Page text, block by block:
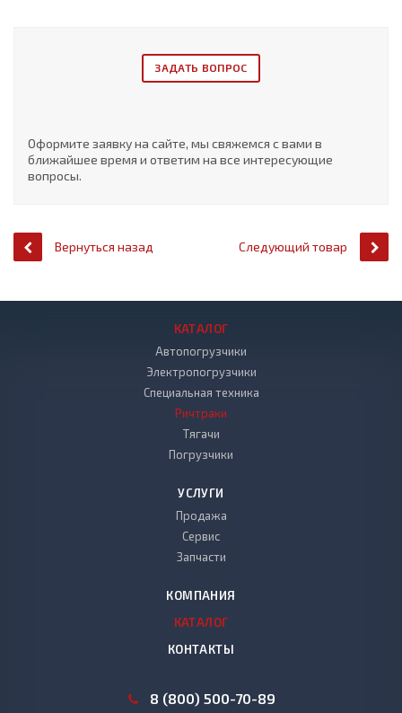
ЗАДАТЬ ВОПРОС
Оформите заявку на сайте, мы свяжемся с вами в
ближайшее время и ответим на все интересующие
вопросы.
Вернуться назад Следующий товар
КАТАЛОГ
Автопогрузчики
Электропогрузчики
Специальная техника
Ричтраки
Тягачи
Погрузчики
УСЛУГИ
Продажа
Сервис
Запчасти
КОМПАНИЯ
КАТАЛОГ
КОНТАКТЫ
8 (800) 500-70-89